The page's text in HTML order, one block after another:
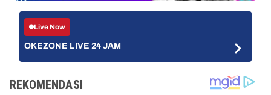
Live Now
OKEZONE LIVE 24 JAM